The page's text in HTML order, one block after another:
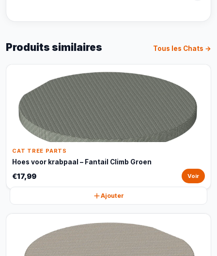
Produits similaires Tous les Chats →
CAT TREE PARTS
Hoes voor krabpaal – Fantail Climb Groen
€17,99 Voir
Ajouter